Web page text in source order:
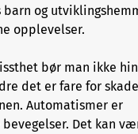
barn og
opplevelser.
bør man ikke
det er fare for
Automatismer er
Det kan